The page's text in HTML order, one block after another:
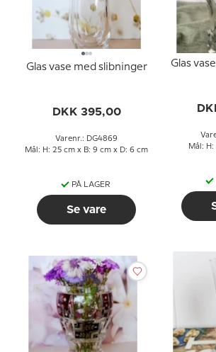
Glas vase med slibninger
DKK 395,00
Varenr.: DG4869
Mål: H: 25 cm x B: 9 cm x D: 6 cm
PÅ LAGER
Se vare
Glas
Mål: